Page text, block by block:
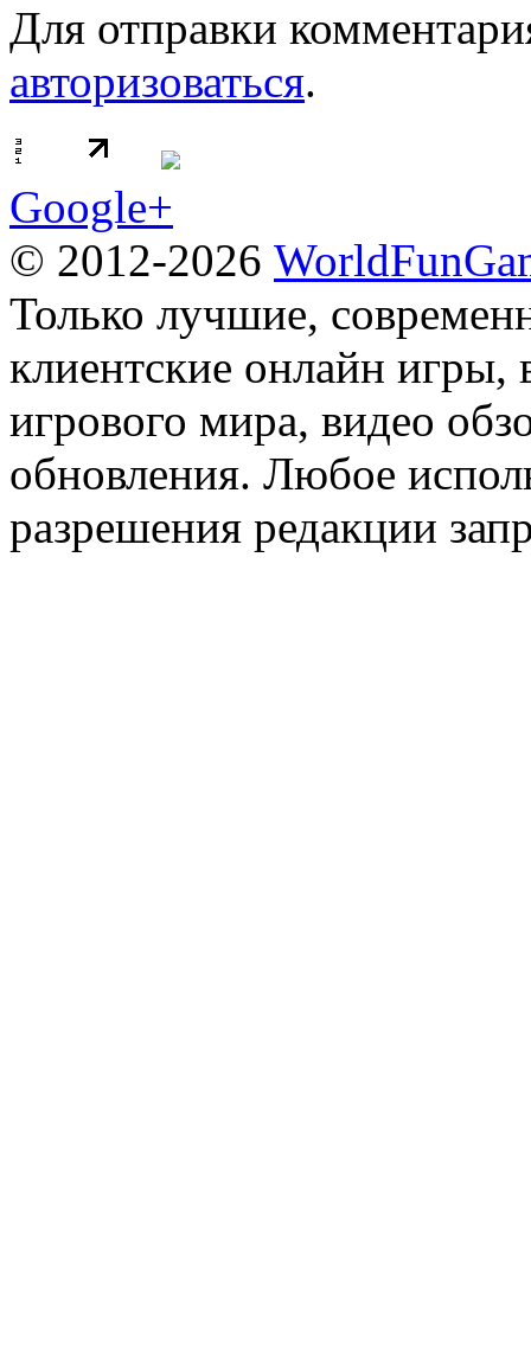
Для отправки
авторизоваться.
Google+
© 2012-2026
Только лучшие,
клиентские онлайн игры,
игрового мира, видео
обновления. Любое
разрешения редакции